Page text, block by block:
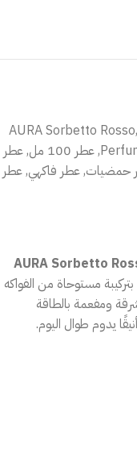
AURA Sorbetto Rosso,
,عطر 100 مل ,عطر
حمضيات,عطر فاكهي,عطر
AURA Sorbetto
مستوحاة من الفواكه
ومفعمة بالطاقة
يدوم طوال اليوم.